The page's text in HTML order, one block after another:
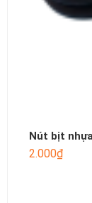
Nút bịt
2.000₫